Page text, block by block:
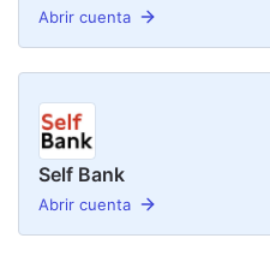
Abrir cuenta
Self Bank
Abrir cuenta